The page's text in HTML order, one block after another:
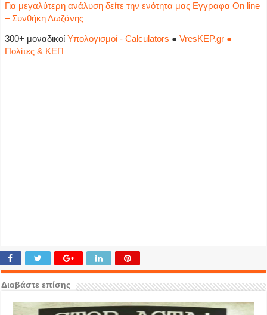
Για μεγαλύτερη ανάλυση δείτε την ενότητα μας Εγγραφα On line
– Συνθήκη Λωζάνης
300+ μοναδικοίΥπολογισμοί - Calculators ●VresKEP.gr ●
Πολίτες & ΚΕΠ
Διαβάστε επίσης